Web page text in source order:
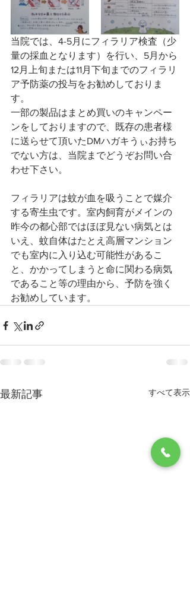
当院では、4-5月にフィラリア検査（少
量の採血となります）を行い、5月から
12月上旬または11月下旬までのフィラリ
ア予防薬の投与をお勧めしておりま
す。
一部の製品はまとめ買いのキャンペー
ンをしておりますので、既存の患者様
に送らせて頂いたDMハガキうぃお持ち
でない方は、当院までどうぞお問い合
わせ下さい。
フィラリアは蚊が血を吸うことで媒介
する寄生虫です。室内飼育がメインの
昨今の都心部ではほぼ見ない病気とは
いえ、蚊自体はたとえ高層マンション
でも室内に入り込む可能性があるこ
と、かかってしまうと命に関わる病気
であること等の理由から、予防を強く
お勧めしています。
最新記事 すべて表示